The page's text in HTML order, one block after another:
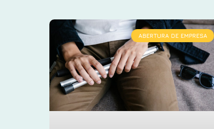
ABERTURA DE EMPRESA